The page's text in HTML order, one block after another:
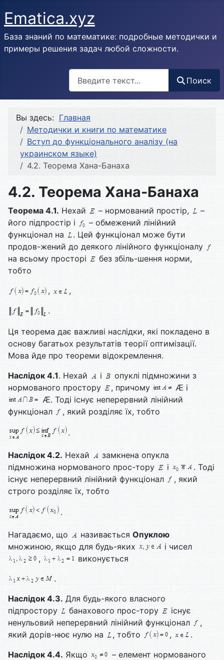
Ematica.xyz
База знаний по математике: подробные методички и
примеры решения задач любой сложности.
Поиск
Вы здесь: Главная
Методички и книги по математике
Вступ до функціонального аналізу (на
украинском языке)
4.2. Теорема Хана-Банаха
4.2. Теорема Хана-Банаха
Теорема 4.1. Нехай – нормований простір,
–
його підпростір і
– обмежений лінійний
функціонал на
. Цей функціонал може бути
продов-жений до деякого лінійного функціоналу
на всьому просторі
без збіль-шення норми,
тобто
,
,
.
Ця теорема дає важливі наслідки, які покладено в
основу багатьох результатів теорії оптимізації.
Мова йде про теореми відокремлення.
Наслідок 4.1. Нехай і
опуклі підмножини з
нормованого простору
, причому
Æ і
Æ. Тоді існує неперервний лінійний
функціонал
, який розділяє їх, тобто
.
Наслідок 4.2. Нехай
замкнена опукла
підмножина нормованого прос-тору
і
. Тоді
існує неперервний лінійний функціонал
, який
строго розділяє їх, тобто
.
Нагадаємо, що називається Опуклою
множиною, якщо для будь-яких
і чисел
,
виконується
.
Наслідок 4.3. Для будь-якого власного
підпростору
банахового прос-тору
існує
ненульовий неперервний лінійний функціонал
,
який дорів-нює нулю на
, тобто ,
.
Наслідок 4.4. Якщо
– елемент нормованого